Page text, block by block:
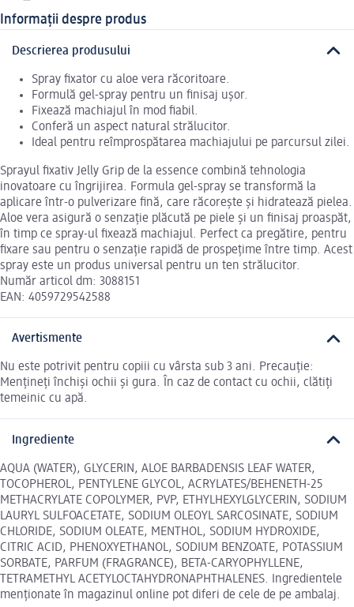
Informații despre produs
Descrierea produsului
Spray fixator cu aloe vera răcoritoare.
Formulă gel-spray pentru un finisaj ușor.
Fixează machiajul în mod fiabil.
Conferă un aspect natural strălucitor.
Ideal pentru reîmprospătarea machiajului pe parcursul zilei.
Sprayul fixativ Jelly Grip de la essence combină tehnologia
inovatoare cu îngrijirea. Formula gel-spray se transformă la
aplicare într-o pulverizare fină, care răcorește și hidratează pielea.
Aloe vera asigură o senzație plăcută pe piele și un finisaj proaspăt,
în timp ce spray-ul fixează machiajul. Perfect ca pregătire, pentru
fixare sau pentru o senzație rapidă de prospețime între timp. Acest
spray este un produs universal pentru un ten strălucitor.
Număr articol dm: 3088151
EAN: 4059729542588
Avertismente
Nu este potrivit pentru copiii cu vârsta sub 3 ani. Precauție:
Mențineți închiși ochii și gura. În caz de contact cu ochii, clătiți
temeinic cu apă.
Ingrediente
AQUA (WATER), GLYCERIN, ALOE BARBADENSIS LEAF WATER,
TOCOPHEROL, PENTYLENE GLYCOL, ACRYLATES/BEHENETH-25
METHACRYLATE COPOLYMER, PVP, ETHYLHEXYLGLYCERIN, SODIUM
LAURYL SULFOACETATE, SODIUM OLEOYL SARCOSINATE, SODIUM
CHLORIDE, SODIUM OLEATE, MENTHOL, SODIUM HYDROXIDE,
CITRIC ACID, PHENOXYETHANOL, SODIUM BENZOATE, POTASSIUM
SORBATE, PARFUM (FRAGRANCE), BETA-CARYOPHYLLENE,
TETRAMETHYL ACETYLOCTAHYDRONAPHTHALENES. Ingredientele
menționate în magazinul online pot diferi de cele de pe ambalaj.